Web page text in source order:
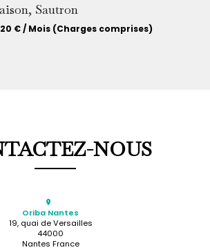
Sautron
€ / Mois (Charges comprises)
NOUS
Oriba Nantes
19, quai de Versailles
44000
Nantes France